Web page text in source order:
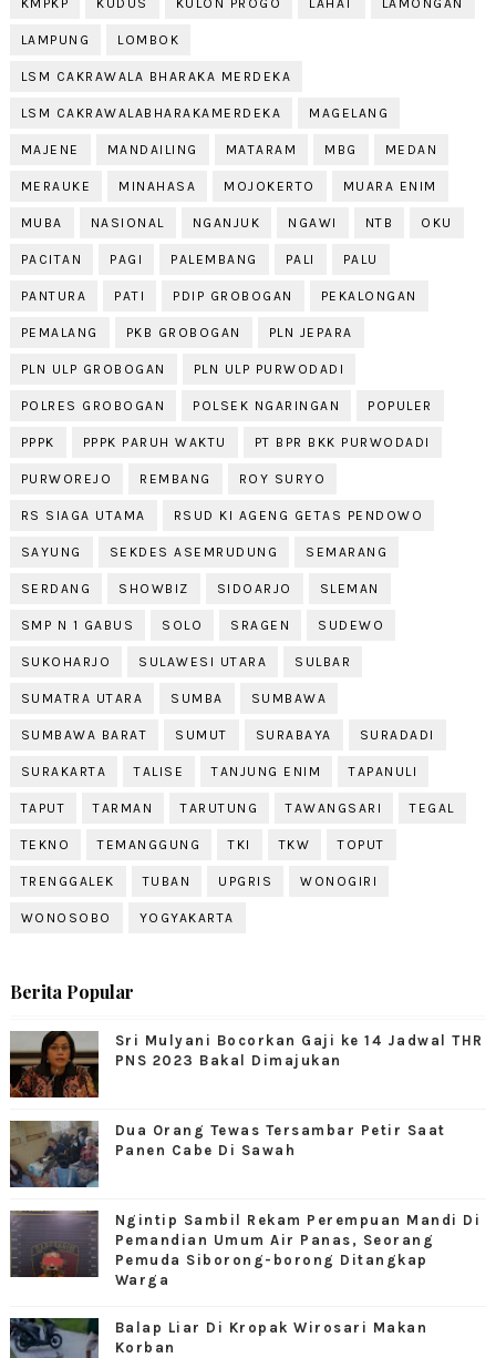
KMPKP KUDUS KULON PROGO LAHAT LAMONGAN
LAMPUNG LOMBOK
LSM CAKRAWALA BHARAKA MERDEKA
LSM CAKRAWALABHARAKAMERDEKA MAGELANG
MAJENE MANDAILING MATARAM MBG MEDAN
MERAUKE MINAHASA MOJOKERTO MUARA ENIM
MUBA NASIONAL NGANJUK NGAWI NTB OKU
PACITAN PAGI PALEMBANG PALI PALU
PANTURA PATI PDIP GROBOGAN PEKALONGAN
PEMALANG PKB GROBOGAN PLN JEPARA
PLN ULP GROBOGAN PLN ULP PURWODADI
POLRES GROBOGAN POLSEK NGARINGAN POPULER
PPPK PPPK PARUH WAKTU PT BPR BKK PURWODADI
PURWOREJO REMBANG ROY SURYO
RS SIAGA UTAMA RSUD KI AGENG GETAS PENDOWO
SAYUNG SEKDES ASEMRUDUNG SEMARANG
SERDANG SHOWBIZ SIDOARJO SLEMAN
SMP N 1 GABUS SOLO SRAGEN SUDEWO
SUKOHARJO SULAWESI UTARA SULBAR
SUMATRA UTARA SUMBA SUMBAWA
SUMBAWA BARAT SUMUT SURABAYA SURADADI
SURAKARTA TALISE TANJUNG ENIM TAPANULI
TAPUT TARMAN TARUTUNG TAWANGSARI TEGAL
TEKNO TEMANGGUNG TKI TKW TOPUT
TRENGGALEK TUBAN UPGRIS WONOGIRI
WONOSOBO YOGYAKARTA
Berita Popular
Sri Mulyani Bocorkan Gaji ke 14 Jadwal THR
PNS 2023 Bakal Dimajukan
Dua Orang Tewas Tersambar Petir Saat
Panen Cabe Di Sawah
Ngintip Sambil Rekam Perempuan Mandi Di
Pemandian Umum Air Panas, Seorang
Pemuda Siborong-borong Ditangkap
Warga
Balap Liar Di Kropak Wirosari Makan
Korban